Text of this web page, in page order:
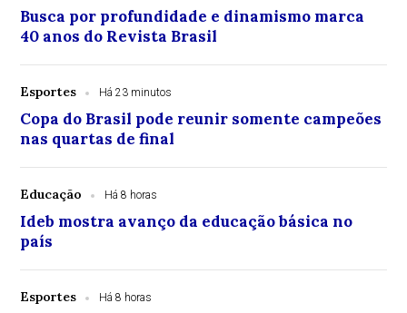
Busca por profundidade e dinamismo marca
40 anos do Revista Brasil
Esportes Há 23 minutos
Copa do Brasil pode reunir somente campeões
nas quartas de final
Educação Há 8 horas
Ideb mostra avanço da educação básica no
país
Esportes Há 8 horas